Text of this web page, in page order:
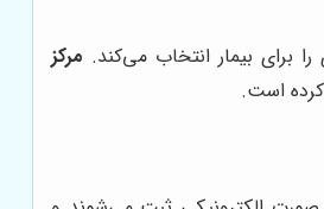
برای بیمار انتخاب می‌کند. مرکز
کرده است.